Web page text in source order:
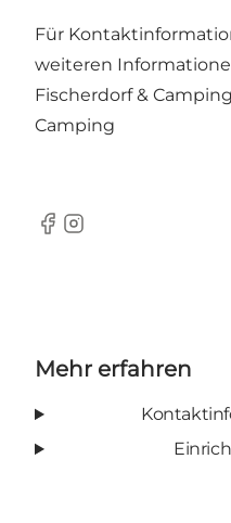
Für
weiteren
Fischerdorf &
Camping
Facebook
Instagram
Mehr erfahren